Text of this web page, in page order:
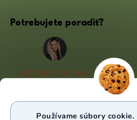
Používame súbory cookie.
Potrebujete poradiť?
+421 950 105 034